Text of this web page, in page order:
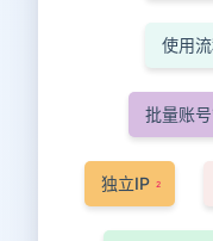
使用
批量账
独立IP 2